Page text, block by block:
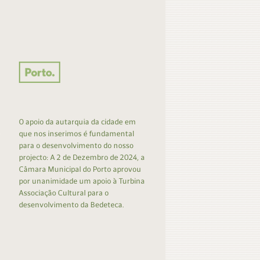
O apoio da autarquia da cidade em
que nos inserimos é fundamental
para o desenvolvimento do nosso
projecto: A 2 de Dezembro de 2024, a
Câmara Municipal do Porto aprovou
por unanimidade um apoio à Turbina
Associação Cultural para o
desenvolvimento da Bedeteca.